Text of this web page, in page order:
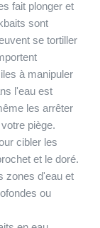
fait plonger et
sont
se tortiller
à manipuler
l'eau est
les arrêter
piège.
cibler les
et le doré.
zones d'eau et
ou